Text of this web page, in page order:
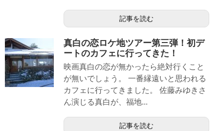
記事を読む
真白の恋ロケ地ツアー第三弾！初デ
ートのカフェに行ってきた！
映画真白の恋が無かったら絶対行くこと
が無いでしょう。 一番縁遠いと思われる
カフェに行ってきました。 佐藤みゆきさ
ん演じる真白が、福地...
記事を読む